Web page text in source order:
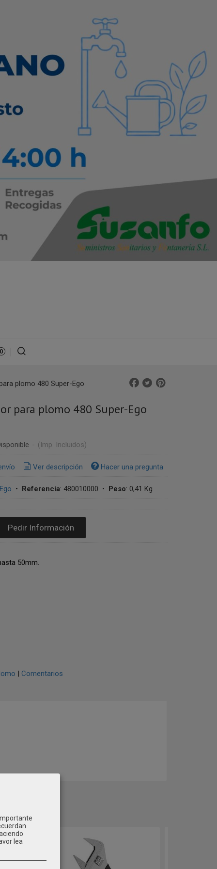
0
plomo 480 Super-Ego
para plomo 480 Super-Ego
- (Imp. Incluidos)
Ver descripción Hacer una pregunta
• Referencia: 480010000 • Peso: 0,41 Kg
Pedir Información
50mm.
| Comentarios
lea